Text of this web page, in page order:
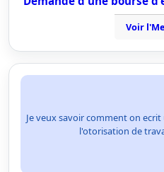
Voir
Je veux savoir comment on
l'otorisation de